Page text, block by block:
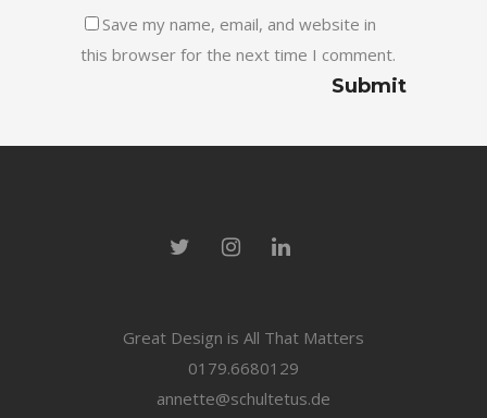
Save my name, email, and website in
this browser for the next time I comment.
Great Design is All That Matters
0179.6680129
annette@schultetus.de